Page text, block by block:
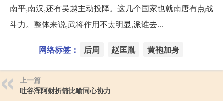
南平,南汉,还有吴越主动投降。这几个国家也就南唐有点战
斗力。整体来说,武将作用不太明显,派谁去...
网络标签： 后周 赵匡胤 黄袍加身
上一篇
吐谷浑阿豺折箭比喻同心协力